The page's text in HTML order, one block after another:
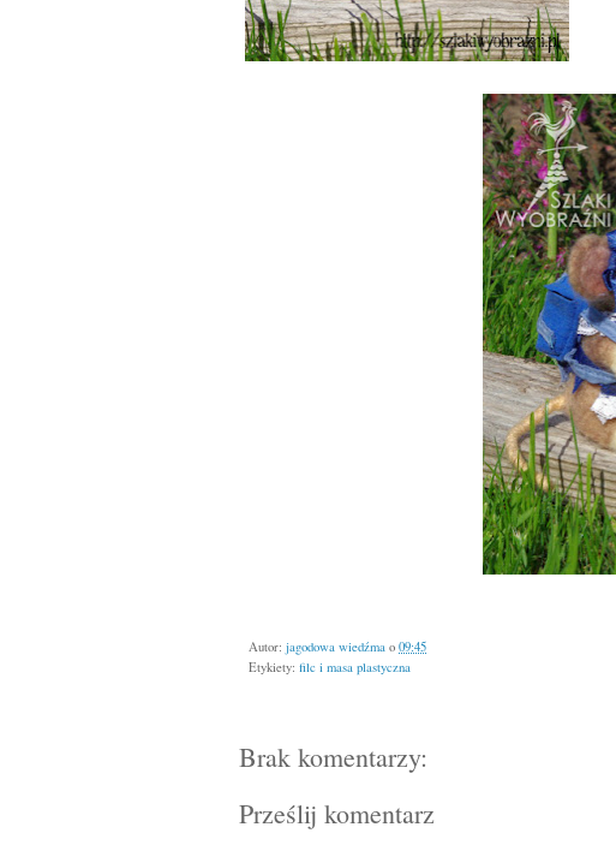
Autor: jagodowa wiedźma o 09:45
Etykiety: filc i masa plastyczna
Brak komentarzy:
Prześlij komentarz